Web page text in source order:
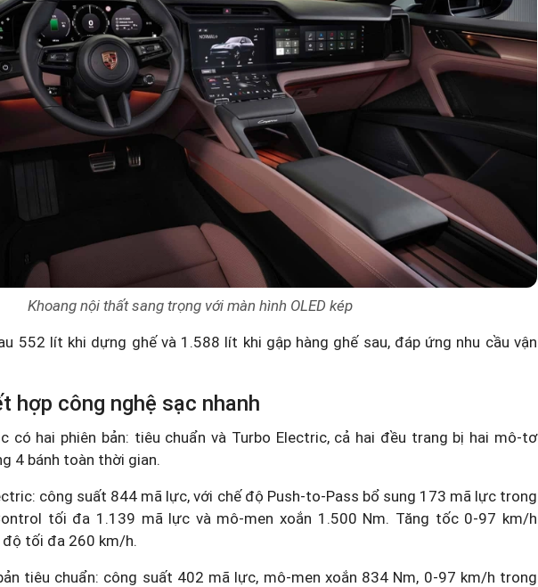
Khoang nội thất sang trọng với màn hình OLED kép
552 lít khi dựng ghế và 1.588 lít khi gập hàng ghế sau, đáp ứng nhu cầu vận
hợp công nghệ sạc nhanh
có hai phiên bản: tiêu chuẩn và Turbo Electric, cả hai đều trang bị hai mô-tơ
4 bánh toàn thời gian.
công suất 844 mã lực, với chế độ Push-to-Pass bổ sung 173 mã lực trong
tối đa 1.139 mã lực và mô-men xoắn 1.500 Nm. Tăng tốc 0-97 km/h
tối đa 260 km/h.
tiêu chuẩn: công suất 402 mã lực, mô-men xoắn 834 Nm, 0-97 km/h trong